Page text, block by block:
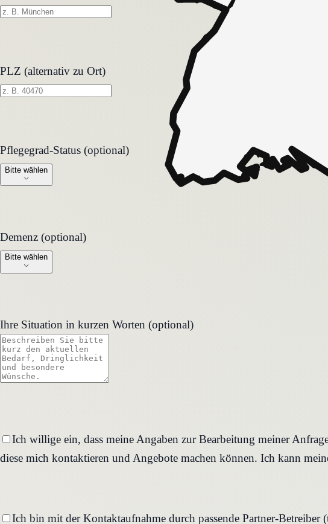
PLZ (alternativ zu Ort)
Pflegegrad-Status (optional)
Pflegegrad-Status (optional)
Bitte wählen
Demenz (optional)
Demenz (optional)
Bitte wählen
Ihre Situation in kurzen Worten (optional)
Ich willige ein, dass meine Angaben zur Bearbeitung meiner
diese mich kontaktieren und Angebote machen können. Ich kann
Ich bin mit der Kontaktaufnahme durch passende Partner-